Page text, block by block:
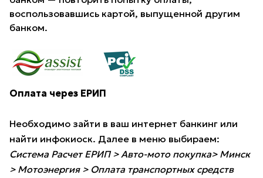
воспользовавшись картой, выпущенной другим
банком.
Оплата через ЕРИП
Необходимо зайти в ваш интернет банкинг или
найти инфокиоск. Далее в меню выбираем:
Система Расчет ЕРИП > Авто-мото покупка> Минск
> Мотоэнергия > Оплата транспортных средств